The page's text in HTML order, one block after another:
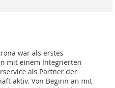
war als erstes
mit einem Integrierten
als Partner der
aktiv. Von Beginn an mit